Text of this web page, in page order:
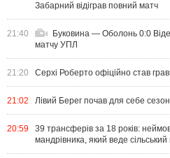
Забарний відіграв повний матч
21:40
Буковина — Оболонь 0:0
матчу УПЛ
21:20 Серхі Роберто офіційно став
21:02 Лівий Берег почав для себе
20:59
39 трансферів за 18 років:
мандрівника, який веде сільський